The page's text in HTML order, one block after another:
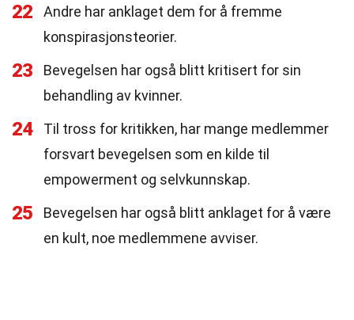
22
Andre har anklaget dem for å fremme
konspirasjonsteorier.
23
Bevegelsen har også blitt kritisert for sin
behandling av kvinner.
24
Til tross for kritikken, har mange medlemmer
forsvart bevegelsen som en kilde til
empowerment og selvkunnskap.
25
Bevegelsen har også blitt anklaget for å være
en kult, noe medlemmene avviser.